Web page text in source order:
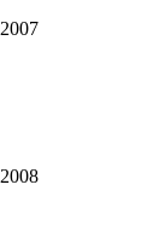
2007
2008